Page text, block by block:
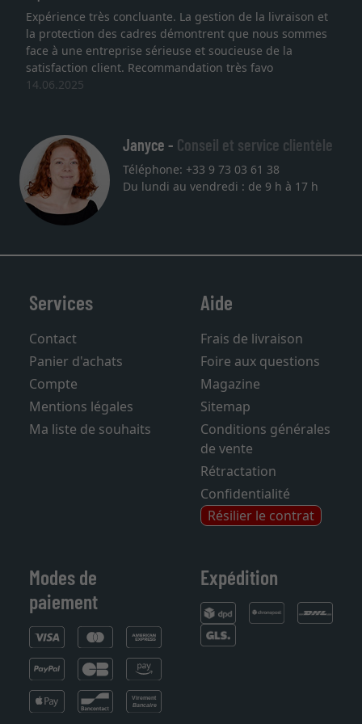
très concluante. La gestion de la livraison et
des cadres démontrent que nous sommes
une entreprise sérieuse et soucieuse de la
client. Recommandation très favo
Je
Janyce - Conseil et service clientèle
Téléphone: +33 9 73 03 61 38
Services
Contact
Panier d'achats
Compte
Mentions légales
Aide
Frais de livraison
Foire aux questions
Magazine
Sitemap
Conditions générales
de vente
Rétractation
Confidentialité
Résilier le contrat
Modes de
paiement
Expédition